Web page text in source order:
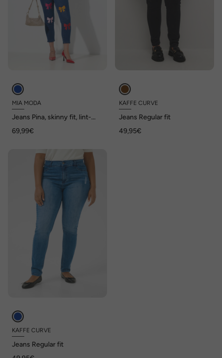
MIA MODA
Jeans Pina, skinny fit, lint-
69,99€
KAFFE CURVE
Jeans Regular fit
49,95€
KAFFE CURVE
Jeans Regular fit